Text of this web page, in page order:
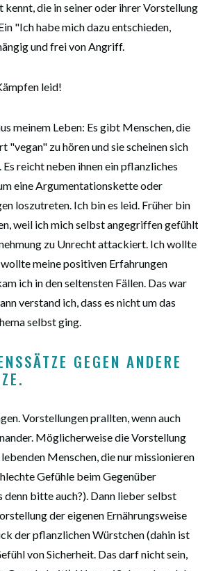
kennt, die in seiner oder ihrer Vorstellung
"Ich habe mich dazu entschieden,
und frei von Angriff.
leid!
meinem Leben: Es gibt Menschen, die
"vegan" zu hören und sie scheinen sich
reicht neben ihnen ein pflanzliches
eine Argumentationskette oder
loszutreten. Ich bin es leid. Früher bin
weil ich mich selbst angegriffen gefühlt
zu Unrecht attackiert. Ich wollte
meine positiven Erfahrungen
ich in den seltensten Fällen. Das war
verstand ich, dass es nicht um das
selbst ging.
GEGEN ANDERE
Vorstellungen prallten, wenn auch
Möglicherweise die Vorstellung
Menschen, die nur missionieren
Gefühle beim Gegenüber
denn bitte auch?). Dann lieber selbst
der eigenen Ernährungsweise
der pflanzlichen Würstchen (dahin ist
von Sicherheit. Das darf nicht sein,